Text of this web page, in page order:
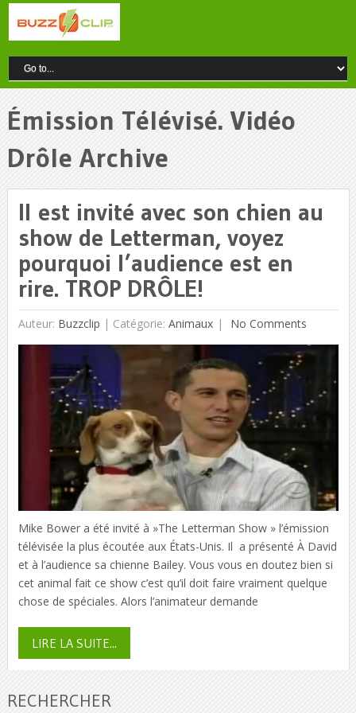
Émission Télévisé. Vidéo
Drôle Archive
Il est invité avec son chien au
show de Letterman, voyez
pourquoi l’audience est en
rire. TROP DRÔLE!
Auteur: Buzzclip | Catégorie: Animaux No Comments
Mike Bower a été invité à »The Letterman Show » l’émission
télévisée la plus écoutée aux États-Unis. Il a présenté À David
et à l’audience sa chienne Bailey. Vous vous en doutez bien si
cet animal fait ce show c’est qu’il doit faire vraiment quelque
chose de spéciales. Alors l’animateur demande
LIRE LA SUITE...
RECHERCHER